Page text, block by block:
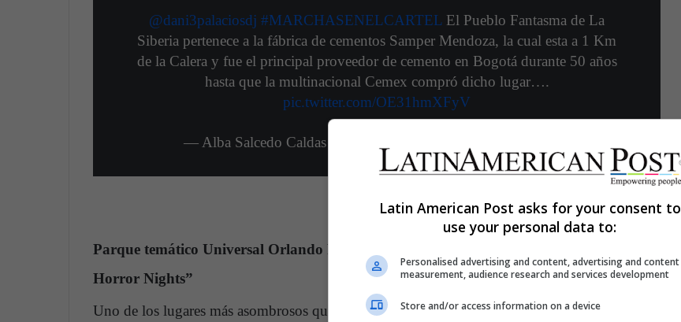
@dani3palaciosdj #MARCHASENELCARTEL El Pueblo Fantasma de La
Siberia pertenece a la fábrica de cementos Samper Mendoza, la cual esta a 1 Km
de la Calera y fue el principal proveedor de cemento en Bogotá durante 50 años
hasta que la multinacional Cemex compró dicho lugar….
pic.twitter.com/OE31hmXFyV
— Alba Salcedo Caldas (@AlbaSalcedoCald)
Parque temático Universal Orlando Resort con su mejor evento del 2021 “Hallowen
Horror Nights”
Uno de los lugares más asombrosos que circula por las redes sociales es Universal Studios
Latin American Post asks for your consent to
use your personal data to:
Personalised advertising and content, advertising and content
measurement, audience research and services development
Store and/or access information on a device